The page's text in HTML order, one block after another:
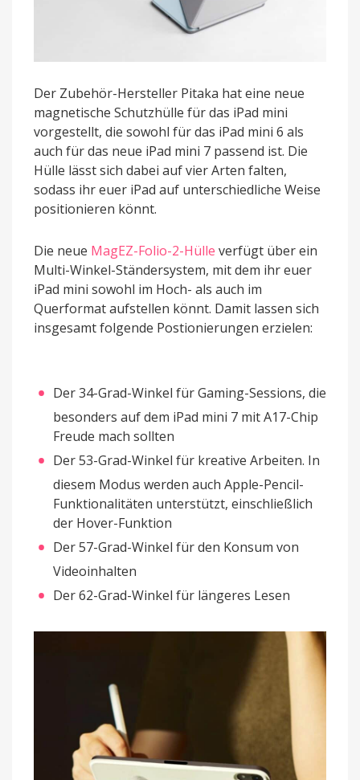
Der Zubehör-Hersteller Pitaka hat eine neue
magnetische Schutzhülle für das iPad mini
vorgestellt, die sowohl für das iPad mini 6 als
auch für das neue iPad mini 7 passend ist. Die
Hülle lässt sich dabei auf vier Arten falten,
sodass ihr euer iPad auf unterschiedliche Weise
positionieren könnt.
Die neue MagEZ-Folio-2-Hülle verfügt über ein
Multi-Winkel-Ständersystem, mit dem ihr euer
iPad mini sowohl im Hoch- als auch im
Querformat aufstellen könnt. Damit lassen sich
insgesamt folgende Postionierungen erzielen:
Der 34-Grad-Winkel für Gaming-Sessions, die
besonders auf dem iPad mini 7 mit A17-Chip
Freude mach sollten
Der 53-Grad-Winkel für kreative Arbeiten. In
diesem Modus werden auch Apple-Pencil-
Funktionalitäten unterstützt, einschließlich
der Hover-Funktion
Der 57-Grad-Winkel für den Konsum von
Videoinhalten
Der 62-Grad-Winkel für längeres Lesen